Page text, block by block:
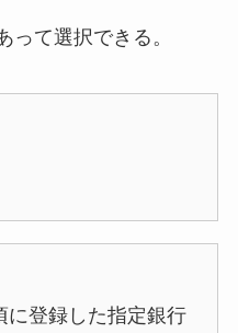
って選択できる。
に登録した指定銀行